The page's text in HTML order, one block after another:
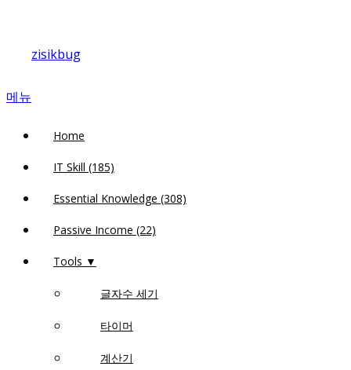
바
zisikbug
메뉴
Home
IT Skill (185)
Essential Knowledge (308)
Passive Income (22)
Tools ▼
글자수 세기
타이머
계산기